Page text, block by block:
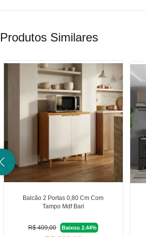
Produtos Similares
Balcão 2 Portas 0,80 Cm Com
Tampo Mdf Bari
R$ 409,00 Baixou 2.44%